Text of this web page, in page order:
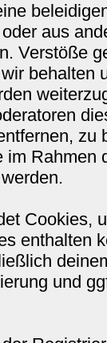
aus
Verstöße
behalten
zu
Rahmen
Cookies,
enthalten
und